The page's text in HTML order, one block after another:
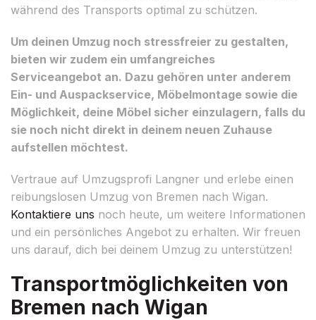
während des Transports optimal zu schützen.
Um deinen Umzug noch stressfreier zu gestalten,
bieten wir zudem ein umfangreiches
Serviceangebot an. Dazu gehören unter anderem
Ein- und Auspackservice, Möbelmontage sowie die
Möglichkeit, deine Möbel sicher einzulagern, falls du
sie noch nicht direkt in deinem neuen Zuhause
aufstellen möchtest.
Vertraue auf Umzugsprofi Langner und erlebe einen
reibungslosen Umzug von Bremen nach Wigan.
Kontaktiere uns noch heute, um weitere Informationen
und ein persönliches Angebot zu erhalten. Wir freuen
uns darauf, dich bei deinem Umzug zu unterstützen!
Transportmöglichkeiten von
Bremen nach Wigan